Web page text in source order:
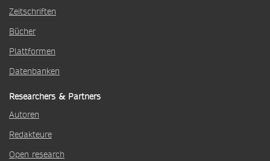
Zeitschriften
Bücher
Plattformen
Datenbanken
Researchers & Partners
Autoren
Redakteure
Open research